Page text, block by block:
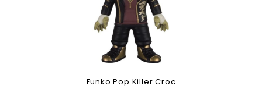
Funko Pop Killer Croc